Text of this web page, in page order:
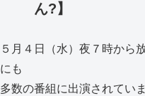
ん?】
５月４日（水）夜７時から
にも
多数の番組に出演されていま